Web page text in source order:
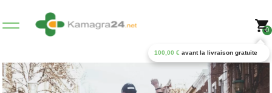
0
100,00 € avant la livraison gratuite